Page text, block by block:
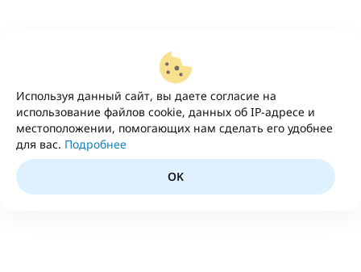
Используя данный сайт, вы даете согласие на
использование файлов cookie, данных об IP-адресе и
местоположении, помогающих нам сделать его удобнее
для вас. Подробнее
OK